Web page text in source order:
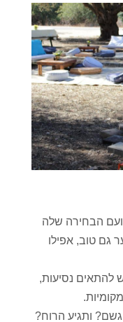
הבחירה שלה
גם טוב, אפילו
להתאים נסיעות,
ותגיע הרוח?